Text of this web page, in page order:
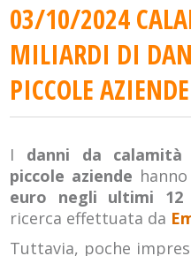
03/10/2024
MILIARDI DI
PICCOLE AZIENDE
I danni da
piccole aziende
euro negli ultimi 12
ricerca effettuata da
Tuttavia, poche